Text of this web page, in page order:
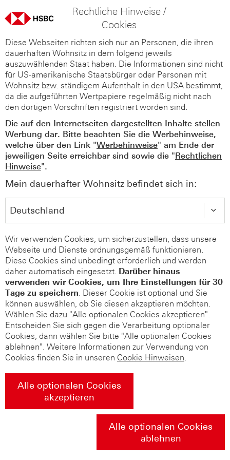
Rechtliche Hinweise /
Cookies
Diese Webseiten richten sich nur an Personen, die ihren
dauerhaften Wohnsitz in dem folgend jeweils
auszuwählenden Staat haben. Die Informationen sind nicht
für US-amerikanische Staatsbürger oder Personen mit
Wohnsitz bzw. ständigem Aufenthalt in den USA bestimmt,
da die aufgeführten Wertpapiere regelmäßig nicht nach
den dortigen Vorschriften registriert worden sind.
Die auf den Internetseiten dargestellten Inhalte stellen
Werbung dar. Bitte beachten Sie die Werbehinweise,
welche über den Link "Werbehinweise" am Ende der
jeweiligen Seite erreichbar sind sowie die "Rechtlichen
Hinweise".
Mein dauerhafter Wohnsitz befindet sich in:
Wir verwenden Cookies, um sicherzustellen, dass unsere
Webseite und Dienste ordnungsgemäß funktionieren.
Diese Cookies sind unbedingt erforderlich und werden
daher automatisch eingesetzt. Darüber hinaus
verwenden wir Cookies, um Ihre Einstellungen für 30
Tage zu speichern. Dieser Cookie ist optional und Sie
können auswählen, ob Sie diesen akzeptieren möchten.
Wählen Sie dazu "Alle optionalen Cookies akzeptieren".
Entscheiden Sie sich gegen die Verarbeitung optionaler
Cookies, dann wählen Sie bitte "Alle optionalen Cookies
ablehnen". Weitere Informationen zur Verwendung von
Cookies finden Sie in unseren Cookie Hinweisen.
Alle optionalen Cookies
akzeptieren
Alle optionalen Cookies
ablehnen